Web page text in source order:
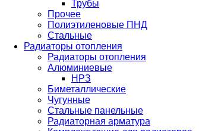
Трубы
Прочее
Полиэтиленовые ПНД
Стальные
Радиаторы отопления
Радиаторы отопления
Алюминиевые
НРЗ
Биметаллические
Чугунные
Стальные панельные
Радиаторная арматура